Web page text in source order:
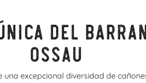
del
Ossau
excepcional diversidad de